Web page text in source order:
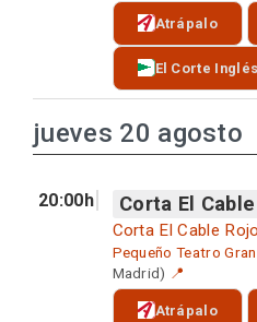
Atrápalo
El Corte Inglés
jueves 20 agosto
20:00h Corta El
Corta El Cable Rojo
Pequeño Teatro
Madrid) 📍
Atrápalo